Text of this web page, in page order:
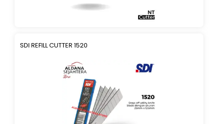
SDI REFILL CUTTER 1520